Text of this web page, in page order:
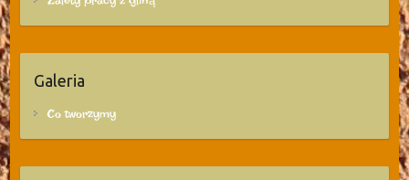
Galeria
Co tworzymy